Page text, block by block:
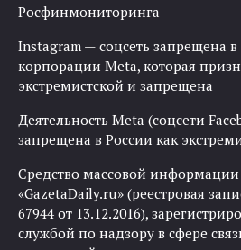
Росфинмониторинга
Instagram — соцсеть запрещена
корпорации Meta, которая
экстремистской и запрещена
Деятельность Meta (соцсети
запрещена в России как
Средство массовой информации
«GazetaDaily.ru» (реестровая
67944 от 13.12.2016),
службой по надзору в сфере